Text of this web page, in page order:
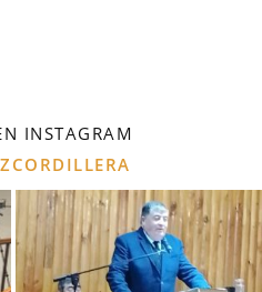
INSTAGRAM